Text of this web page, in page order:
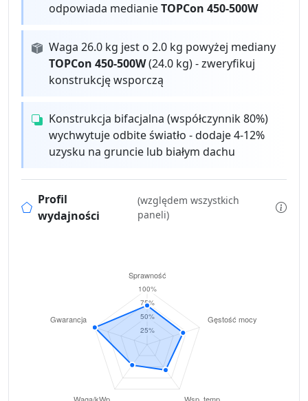
odpowiada medianieTOPCon 450-500W
Waga 26.0 kg jest o 2.0 kg powyżej mediany
TOPCon 450-500W(24.0 kg) - zweryfikuj
konstrukcję wsporczą
Konstrukcja bifacjalna (współczynnik 80%)
wychwytuje odbite światło - dodaje 4-12%
uzysku na gruncie lub białym dachu
Profil
wydajności
(względem wszystkich
paneli)